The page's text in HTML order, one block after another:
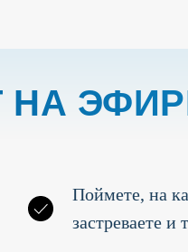
НА
Поймете, на
застреваете и